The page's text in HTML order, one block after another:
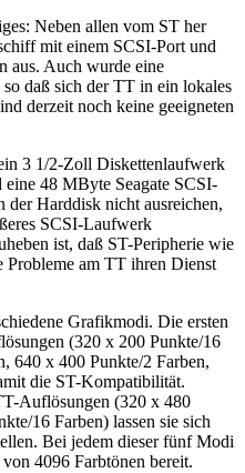
Neben allen vom ST her
mit einem SCSI-Port und
aus. Auch wurde eine
daß sich der TT in ein lokales
derzeit noch keine geeigneten
3 1/2-Zoll Diskettenlaufwerk
48 MByte Seagate SCSI-
der Harddisk nicht ausreichen,
SCSI-Laufwerk
ist, daß ST-Peripherie wie
Probleme am TT ihren Dienst
Grafikmodi. Die ersten
(320 x 200 Punkte/16
640 x 400 Punkte/2 Farben,
die ST-Kompatibilität.
Auflösungen (320 x 480
16 Farben) lassen sie sich
Bei jedem dieser fünf Modi
4096 Farbtönen bereit.